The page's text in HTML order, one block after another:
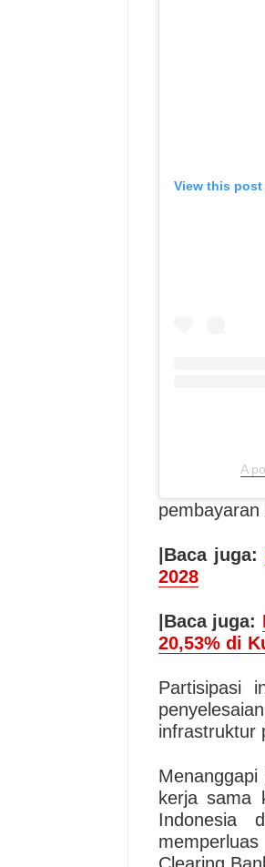
View this
A
|Baca juga:
2028
|Baca juga:
20,53% di
Partisipasi
infrastruktur
kerja sama
Indonesia